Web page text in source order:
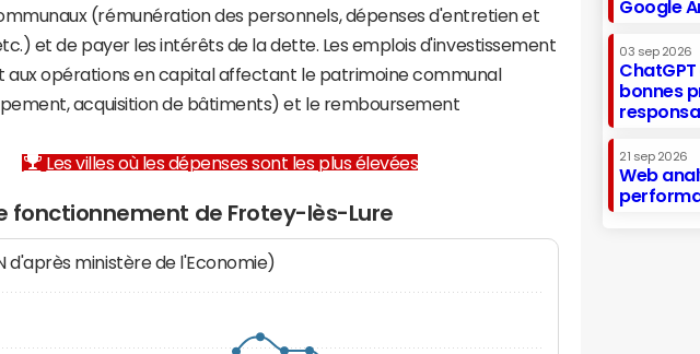
(rémunération des personnels, dépenses d'entretien et
et de payer les intérêts de la dette. Les emplois d'investissement
aux opérations en capital affectant le patrimoine communal
acquisition de bâtiments) et le remboursement
Les villes où les dépenses sont les plus élevées
fonctionnement de Frotey-lès-Lure
d'après ministère de l'Economie)
Google
03 sep 2026
bonnes
21 sep 2026
Web